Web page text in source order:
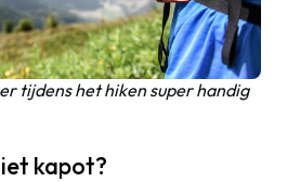
tijdens het hiken super handig
kapot?